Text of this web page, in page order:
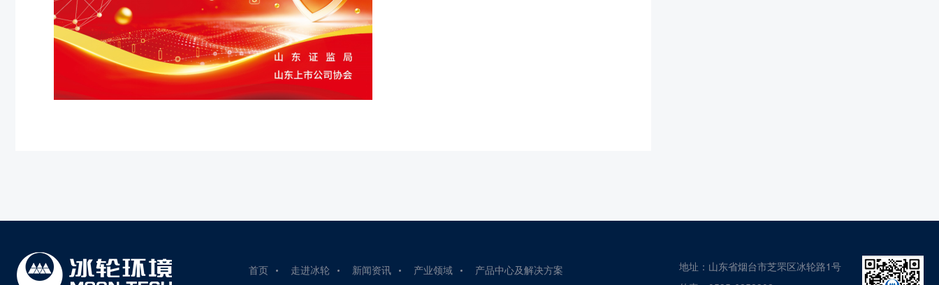
首页 走进冰轮 新闻资讯 产业领域
产品中心及解决方案
地址：山东省烟台市芝罘区冰轮路1号